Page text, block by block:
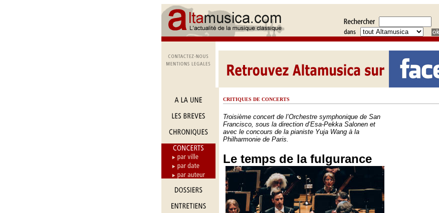
CRITIQUES DE CONCERTS
Troisième concert de l’Orchestre symphonique de San
Francisco, sous la direction d’Esa-Pekka Salonen et
avec le concours de la pianiste Yuja Wang à la
Philharmonie de Paris.
Le temps de la fulgurance